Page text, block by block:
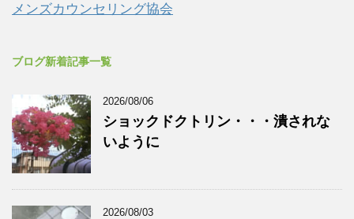
メンズカウンセリング協会
ブログ新着記事一覧
2026/08/06
ショックドクトリン・・・潰されな
いように
2026/08/03